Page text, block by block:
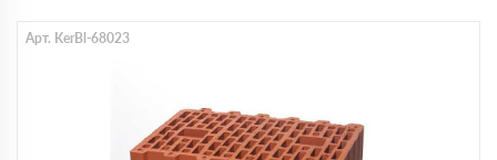
Арт. KerBl-68023